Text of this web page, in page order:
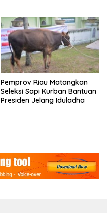
Pemprov Riau Matangkan
Seleksi Sapi Kurban Bantuan
Presiden Jelang Iduladha